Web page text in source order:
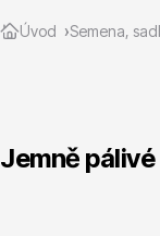
Úvod Semena,
Jemně